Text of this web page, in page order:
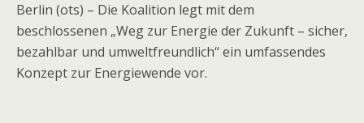
Berlin (ots) – Die Koalition legt mit dem
beschlossenen „Weg zur Energie der Zukunft – sicher,
bezahlbar und umweltfreundlich“ ein umfassendes
Konzept zur Energiewende vor.